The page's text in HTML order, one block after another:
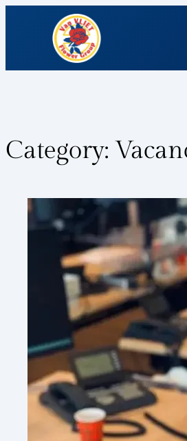
Category: